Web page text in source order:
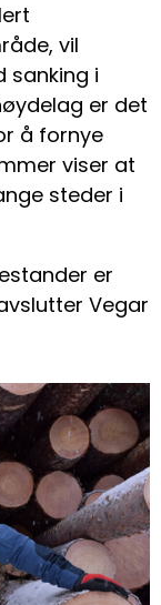
vil
sanking i
er det
å fornye
viser at
steder i
er
Vegar